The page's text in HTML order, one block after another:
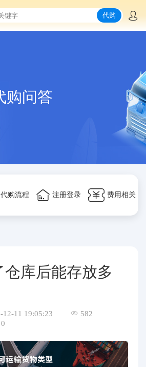
代购
购问答
代购流程 注册登录 费用相关
仓库后能存放多
12-11 19:05:23
582
0